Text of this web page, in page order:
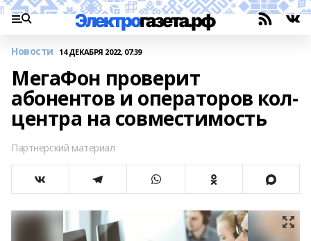
Новости 14 ДЕКАБРЯ 2022, 07:39
МегаФон проверит
абонентов и операторов кол-
центра на совместимость
Партнерский материал